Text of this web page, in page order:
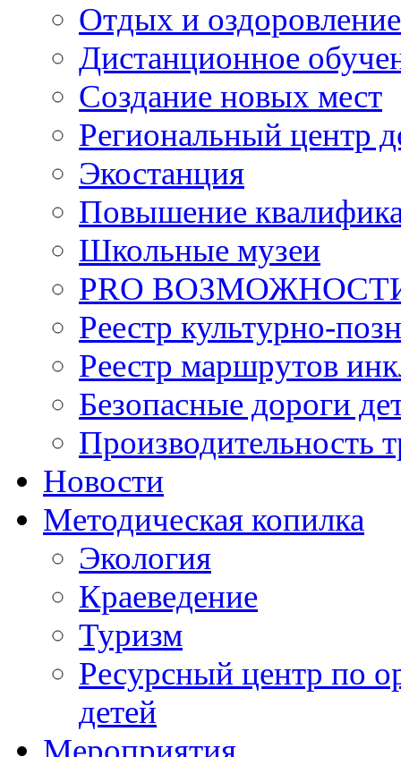
Отдых и
Дистанционное
Создание новых мест
Региональный центр
Экостанция
Повышение
Школьные музеи
PRO
Реестр культурно-
Реестр маршрутов
Безопасные дороги
Производительность
Новости
Методическая копилка
Экология
Краеведение
Туризм
Ресурсный центр по
детей